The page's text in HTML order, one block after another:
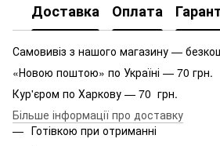
Доставка Оплата
Самовивіз з нашого магазину —
«Новою поштою» по Україні — 70 грн.
Кур'єром по Харкову — 70 грн.
Більше інформації про доставку
Готівкою при отриманні